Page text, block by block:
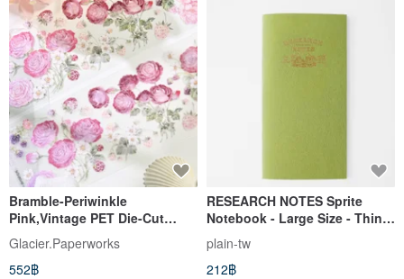
Bramble-Periwinkle
Pink,Vintage PET Die-Cut
Stickers,Washi Tape,for
Journaling
Glacier.Paperworks
552฿
RESEARCH NOTES Sprite
Notebook - Large Size - Thin-
See-Through Paper, Blank
Pages
plain-tw
212฿